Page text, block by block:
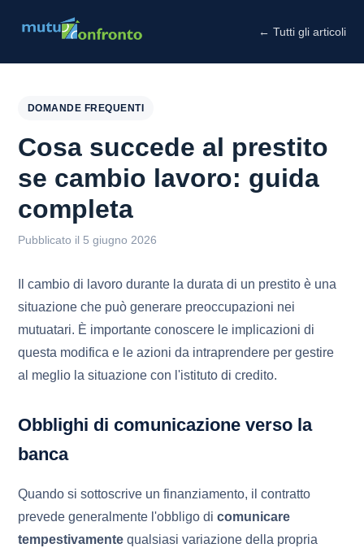
← Tutti gli articoli
DOMANDE FREQUENTI
Cosa succede al prestito
se cambio lavoro: guida
completa
Pubblicato il 5 giugno 2026
Il cambio di lavoro durante la durata di un prestito è una
situazione che può generare preoccupazioni nei
mutuatari. È importante conoscere le implicazioni di
questa modifica e le azioni da intraprendere per gestire
al meglio la situazione con l'istituto di credito.
Obblighi di comunicazione verso la
banca
Quando si sottoscrive un finanziamento, il contratto
prevede generalmente l'obbligo di comunicare
tempestivamente qualsiasi variazione della propria